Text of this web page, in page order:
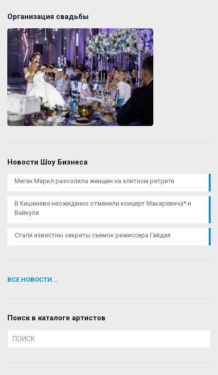
Организация свадьбы
Новости Шоу Бизнеса
Меган Маркл разозлила женщин на элитном ретрите
В Кишиневе неожиданно отменили концерт Макаревича* и
Вайкуле
Стали известны секреты съемок режиссера Гайдая
ВСЕ НОВОСТИ...
Поиск в каталоге артистов